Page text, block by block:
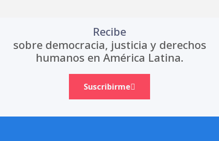
Recibe
sobre democracia, justicia y derechos
humanos en América Latina.
Suscribirme